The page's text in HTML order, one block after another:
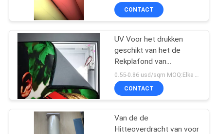
NEEM
CONTACT
MET
VRAAG
EEN
Magnetische
Bladbroodjes
die 0,5 X 25m kleden
CONTACT
UV Voor het drukken
geschikt van het de
Rekplafond van
Zwembad Doorzichtig
pvc de Filmdecor
180mic/220mic/250mic
CONTACT
Van de de
Hitteoverdracht van voor